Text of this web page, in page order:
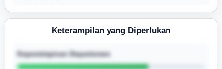
Keterampilan yang Diperlukan
Kepemimpinan Departemen